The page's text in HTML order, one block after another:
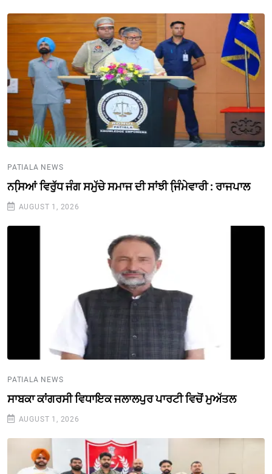
PATIALA NEWS
ਨਸਿ਼ਆਂ ਵਿਰੁੱਧ ਜੰਗ ਸਮੁੱਚੇ ਸਮਾਜ ਦੀ ਸਾਂਝੀ ਜਿ਼ੰਮੇਵਾਰੀ : ਰਾਜਪਾਲ
AUGUST 1, 2026
PATIALA NEWS
ਸਾਬਕਾ ਕਾਂਗਰਸੀ ਵਿਧਾਇਕ ਜਲਾਲਪੁਰ ਪਾਰਟੀ ਵਿਚੋਂ ਮੁਅੱਤਲ
AUGUST 1, 2026